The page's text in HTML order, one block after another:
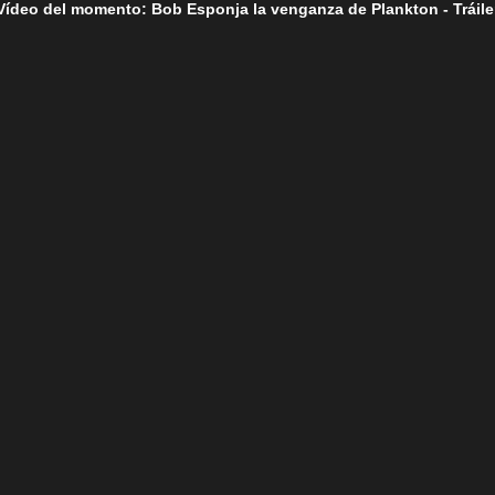
del momento: Bob Esponja la venganza de Plankton -